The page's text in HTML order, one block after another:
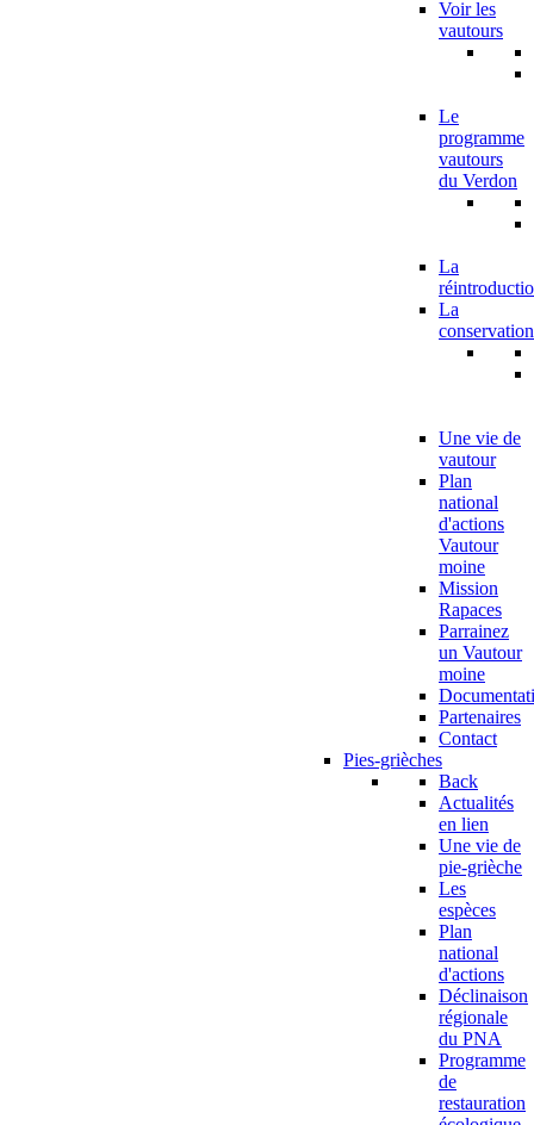
Voir les
vautours
Le
programme
vautours
du Verdon
La
La
conservation
Une vie de
vautour
Plan
national
d'actions
Vautour
moine
Mission
Rapaces
Parrainez
un Vautour
moine
Partenaires
Contact
Pies-grièches
Back
Actualités
en lien
Une vie de
pie-grièche
Les
espèces
Plan
national
d'actions
Déclinaison
régionale
du PNA
Programme
de
restauration